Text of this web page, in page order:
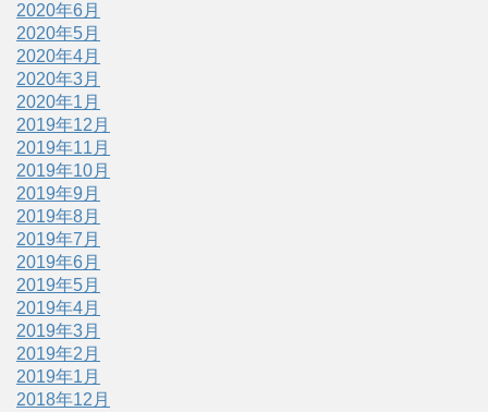
2020年6月
2020年5月
2020年4月
2020年3月
2020年1月
2019年12月
2019年11月
2019年10月
2019年9月
2019年8月
2019年7月
2019年6月
2019年5月
2019年4月
2019年3月
2019年2月
2019年1月
2018年12月